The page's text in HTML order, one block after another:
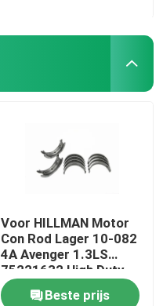
Voor HILLMAN Motor
Con Rod Lager 10-082
4A Avenger 1.3LS
75221632 High Duty
Beste prijs